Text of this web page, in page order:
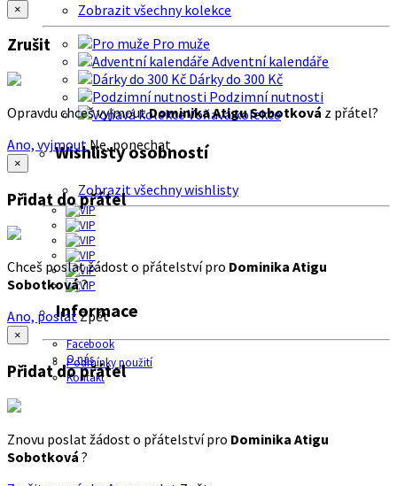
Zobrazit všechny kolekce
Pro muže
Adventní kalendáře
Dárky do 300 Kč
Podzimní nutnosti
Voňavá kolekce
Wishlisty osobností
Zobrazit všechny wishlisty
Informace
Facebook
O nás
Podmínky použití
Kontakt
×
Zrušit
Opravdu chceš vyjmoutDominika Atigu Sobotková z přátel?
Ano, vyjmout Ne, ponechat
×
Přidat do přátel
Chceš poslat žádost o přátelství pro Dominika Atigu
Sobotková?
Ano, poslatZpět
×
Přidat do přátel
Znovu poslat žádost o přátelství pro Dominika Atigu
Sobotková ?